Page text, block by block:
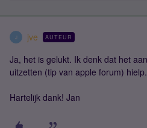
J jve AUTEUR
Ja, het is gelukt. Ik denk dat het
uitzetten (tip van apple forum) hielp.
Hartelijk dank! Jan